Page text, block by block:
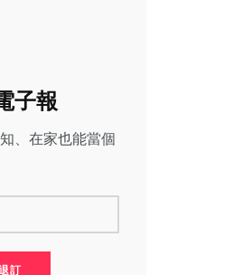
子報
、在家也能當個
訂